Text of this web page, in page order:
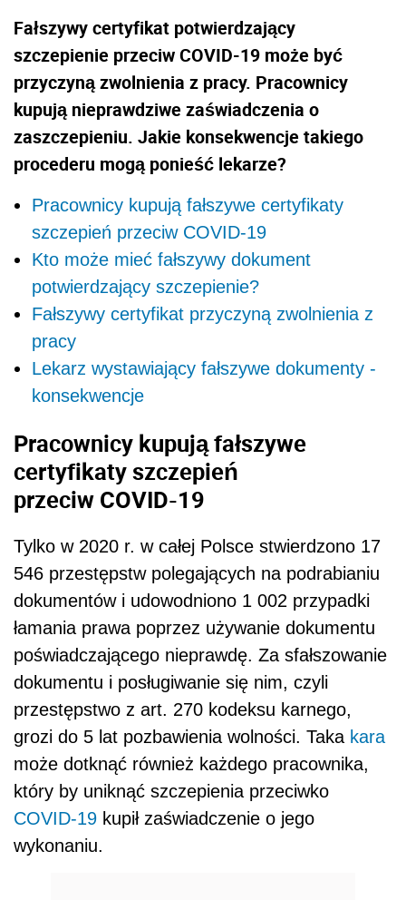
Fałszywy certyfikat potwierdzający
szczepienie przeciw COVID-19 może być
przyczyną zwolnienia z pracy. Pracownicy
kupują nieprawdziwe zaświadczenia o
zaszczepieniu. Jakie konsekwencje takiego
procederu mogą ponieść lekarze?
Pracownicy kupują fałszywe certyfikaty
szczepień przeciw COVID-19
Kto może mieć fałszywy dokument
potwierdzający szczepienie?
Fałszywy certyfikat przyczyną zwolnienia z
pracy
Lekarz wystawiający fałszywe dokumenty -
konsekwencje
Pracownicy kupują fałszywe
certyfikaty szczepień
przeciw COVID-19
Tylko w 2020 r. w całej Polsce stwierdzono 17
546 przestępstw polegających na podrabianiu
dokumentów i udowodniono 1 002 przypadki
łamania prawa poprzez używanie dokumentu
poświadczającego nieprawdę. Za sfałszowanie
dokumentu i posługiwanie się nim, czyli
przestępstwo z art. 270 kodeksu karnego,
grozi do 5 lat pozbawienia wolności. Taka kara
może dotknąć również każdego pracownika,
który by uniknąć szczepienia przeciwko
COVID-19 kupił zaświadczenie o jego
wykonaniu.